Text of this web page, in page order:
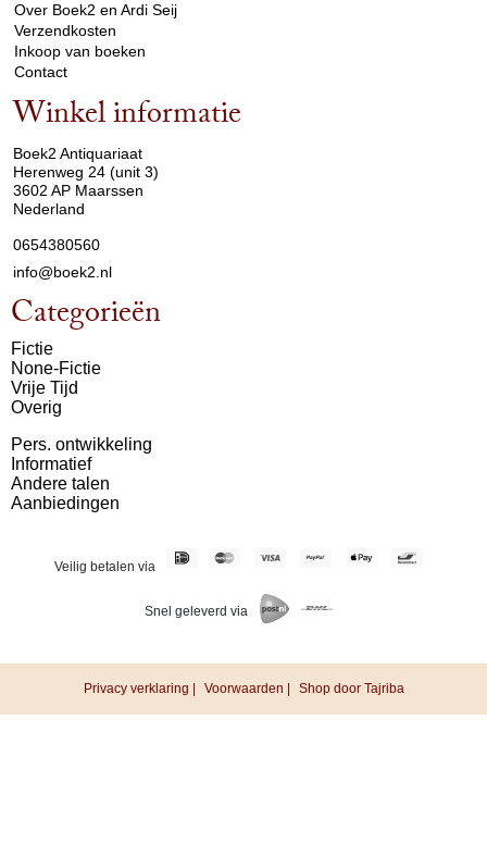
Over Boek2 en Ardi Seij
Verzendkosten
Inkoop van boeken
Contact
Winkel informatie
Boek2 Antiquariaat
Herenweg 24 (unit 3)
3602 AP Maarssen
Nederland
0654380560
info@boek2.nl
Categorieën
Fictie
None-Fictie
Vrije Tijd
Overig
Pers. ontwikkeling
Informatief
Andere talen
Aanbiedingen
Veilig betalen via
Snel geleverd via
Privacy verklaring | Voorwaarden | Shop door Tajriba